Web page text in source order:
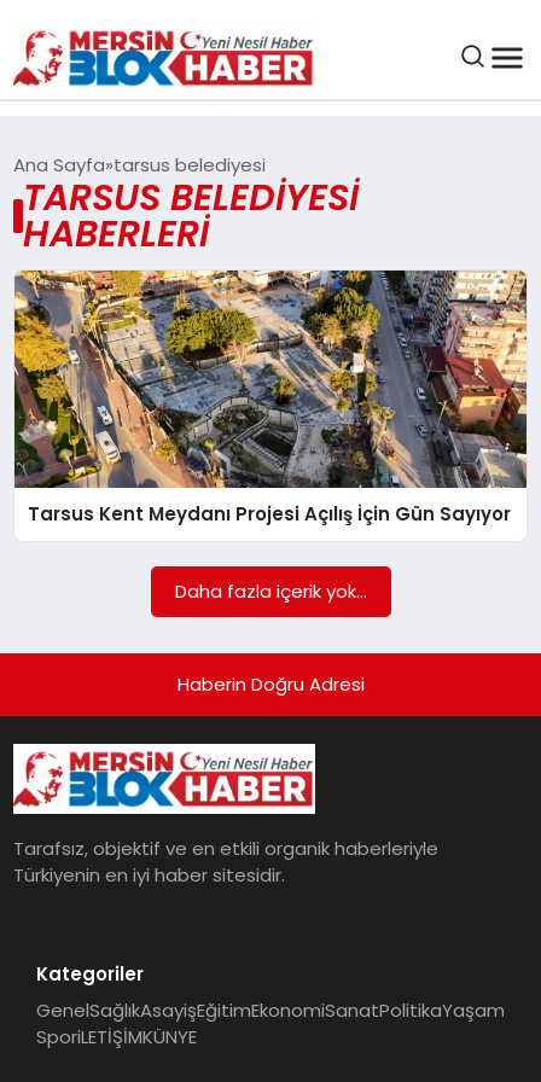
SAĞLIK
ASAYIŞ
EĞITIM
EKONOMI
SANAT
ILETİŞİM
KÜNYE
Ana Sayfa tarsus belediyesi
TARSUS BELEDIYESI
HABERLERI
Tarsus Kent Meydanı Projesi Açılış İçin Gün Sayıyor
Daha fazla içerik yok...
Haberin Doğru Adresi
Tarafsız, objektif ve en etkili organik haberleriyle
Türkiyenin en iyi haber sitesidir.
Kategoriler
GenelSağlıkAsayişEğitimEkonomiSanatPolitikaYaşam
SporiLETİŞİMKÜNYE